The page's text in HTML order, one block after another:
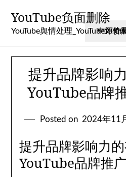
content
YouTube负面删除
YouTube舆情处理_YouTube评价
提升品牌影响
YouTube品牌
Posted on 2024年11
提升品牌影响力的
YouTube品牌推